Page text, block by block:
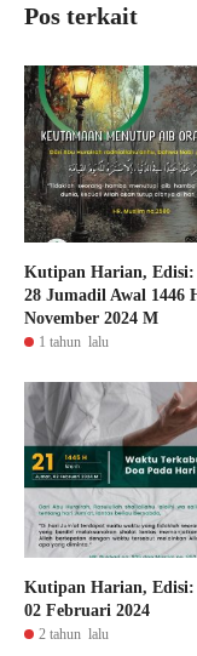
Pos terkait
Kutipan Harian, Edisi:
28 Jumadil Awal 1446
November 2024 M
1 tahun lalu
Kutipan Harian, Edisi:
02 Februari 2024
2 tahun lalu